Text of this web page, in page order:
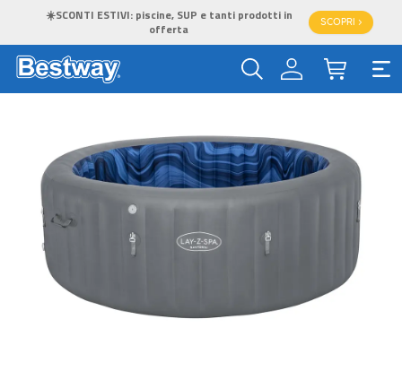
☀️SCONTI ESTIVI: piscine, SUP e tanti prodotti in
offerta
SCOPRI >